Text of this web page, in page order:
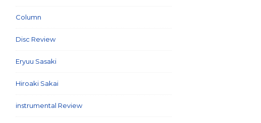
Column
Disc Review
Eryuu Sasaki
Hiroaki Sakai
instrumental Review